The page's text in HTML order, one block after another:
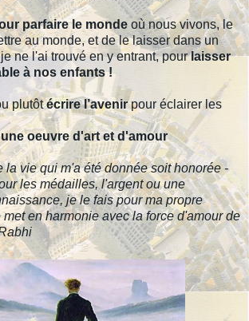
parfaire le monde où nous vivons, le
au monde, et de le laisser dans un
ne l'ai trouvé en y entrant, pourlaisser
à nos enfants !
plutôtécrire l’avenirpour éclairer les
oeuvre d'art et d'amour
la vie qui m'a été donnée soit honorée -
les médailles, l'argent ou une
je le fais pour ma propre
en harmonie avec la force d'amour de